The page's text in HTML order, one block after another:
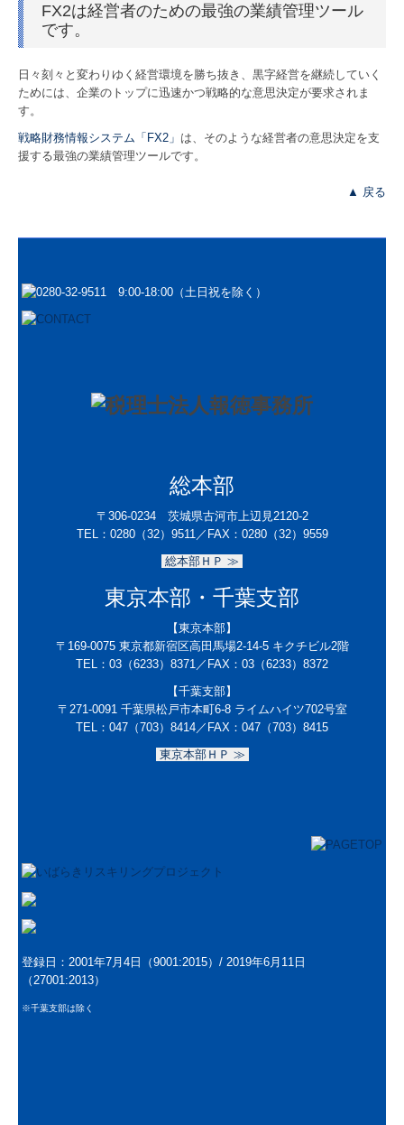
FX2は経営者のための最強の業績管理ツール
です。
日々刻々と変わりゆく経営環境を勝ち抜き、黒字経営を継続していく
ためには、企業のトップに迅速かつ戦略的な意思決定が要求されま
す。
戦略財務情報システム「FX2」 は、そのような経営者の意思決定を支
援する最強の業績管理ツールです。
▲ 戻る
総本部
〒306-0234 茨城県古河市上辺見2120-2
TEL： 0280（32）9511／ FAX：0280（32）9559
総本部ＨＰ ≫
東京本部・千葉支部
【東京本部】
〒169-0075 東京都新宿区高田馬場2-14-5 キクチビル2階
TEL： 03（6233）8371 ／FAX： 03（6233）8372
【千葉支部】
〒271-0091 千葉県松戸市本町6-8 ライムハイツ702号室
TEL：047（703）8414／ FAX：047（703）8415
東京本部ＨＰ ≫
登録日：2001年7月4日（9001:2015）/ 2019年6月11日
（27001:2013）
※千葉支部は除く